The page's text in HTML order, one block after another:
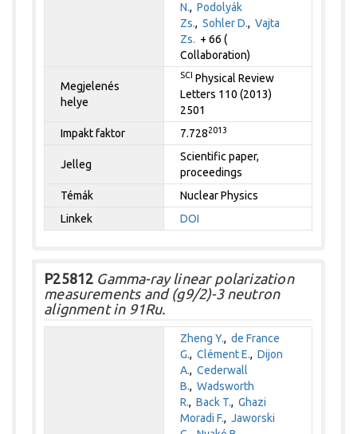
N.,Podolyák
Zs.,Sohler D.,Vajta
Zs. + 66 (
Collaboration)
Megjelenés
helye
SCI Physical Review
Letters 110 (2013)
2501
Impakt faktor
7.7282013
Jelleg
Scientific paper,
proceedings
Témák
Nuclear Physics
Linkek
DOI
P25812 Gamma-ray linear polarization
measurements and (g9/2)-3 neutron
alignment in 91Ru.
Zheng Y.,de France
G.,Clément E.,Dijon
A.,Cederwall
B.,Wadsworth
R.,Back T.,Ghazi
Moradi F.,Jaworski